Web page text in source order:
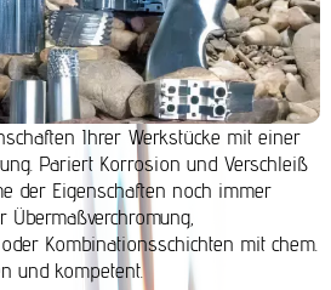
Ihrer Werkstücke mit einer
Pariert Korrosion und Verschleiß
der Eigenschaften noch immer
Kombinationsschichten mit chem.
und kompetent.